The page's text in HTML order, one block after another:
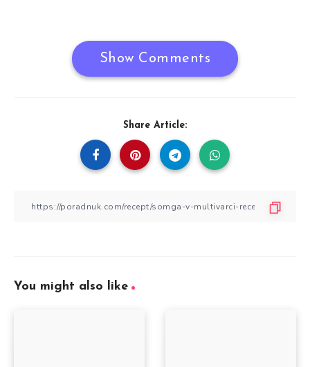
Show Comments
Share Article:
You might also like